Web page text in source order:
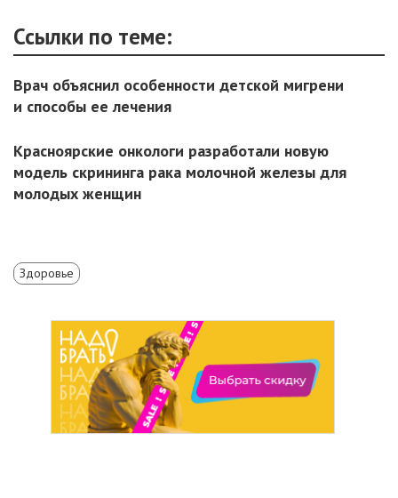
Ссылки по теме:
Врач объяснил особенности детской мигрени
и способы ее лечения
Красноярские онкологи разработали новую
модель скрининга рака молочной железы для
молодых женщин
Здоровье